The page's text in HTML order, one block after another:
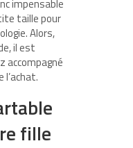
impensable
taille pour
Alors,
il est
accompagné
fille